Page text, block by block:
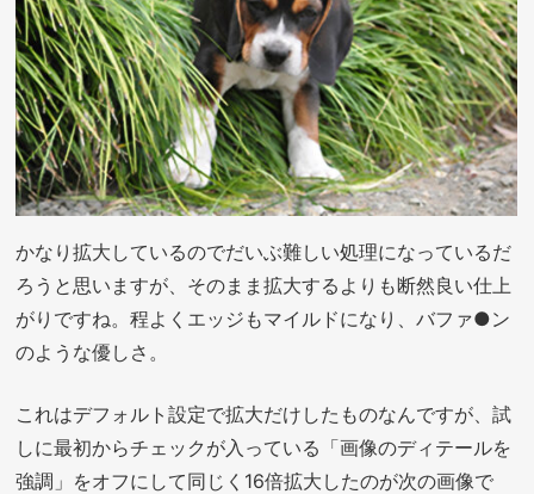
かなり拡大しているのでだいぶ難しい処理になっているだ
ろうと思いますが、そのまま拡大するよりも断然良い仕上
がりですね。程よくエッジもマイルドになり、バファ●ン
のような優しさ。
これはデフォルト設定で拡大だけしたものなんですが、試
しに最初からチェックが入っている「画像のディテールを
強調」をオフにして同じく16倍拡大したのが次の画像で